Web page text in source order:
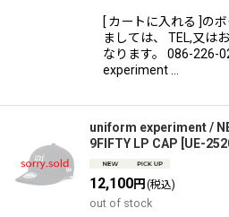
[ カートに入れる ]の
ましては、 TEL,又は
なります。 086-226-
experiment …
uniform experiment /
9FIFTY LP CAP UE-
12,100円 (税込)
out of stock